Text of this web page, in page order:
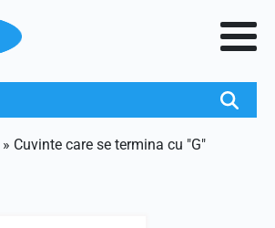
» Cuvinte care se termina cu "G"